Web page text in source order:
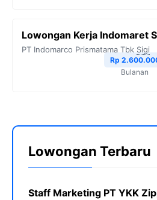
Lowongan Kerja Indomaret
PT Indomarco Prismatama Tbk Sigi
Rp
Bulanan
Lowongan Terbaru
Staff Marketing PT YKK